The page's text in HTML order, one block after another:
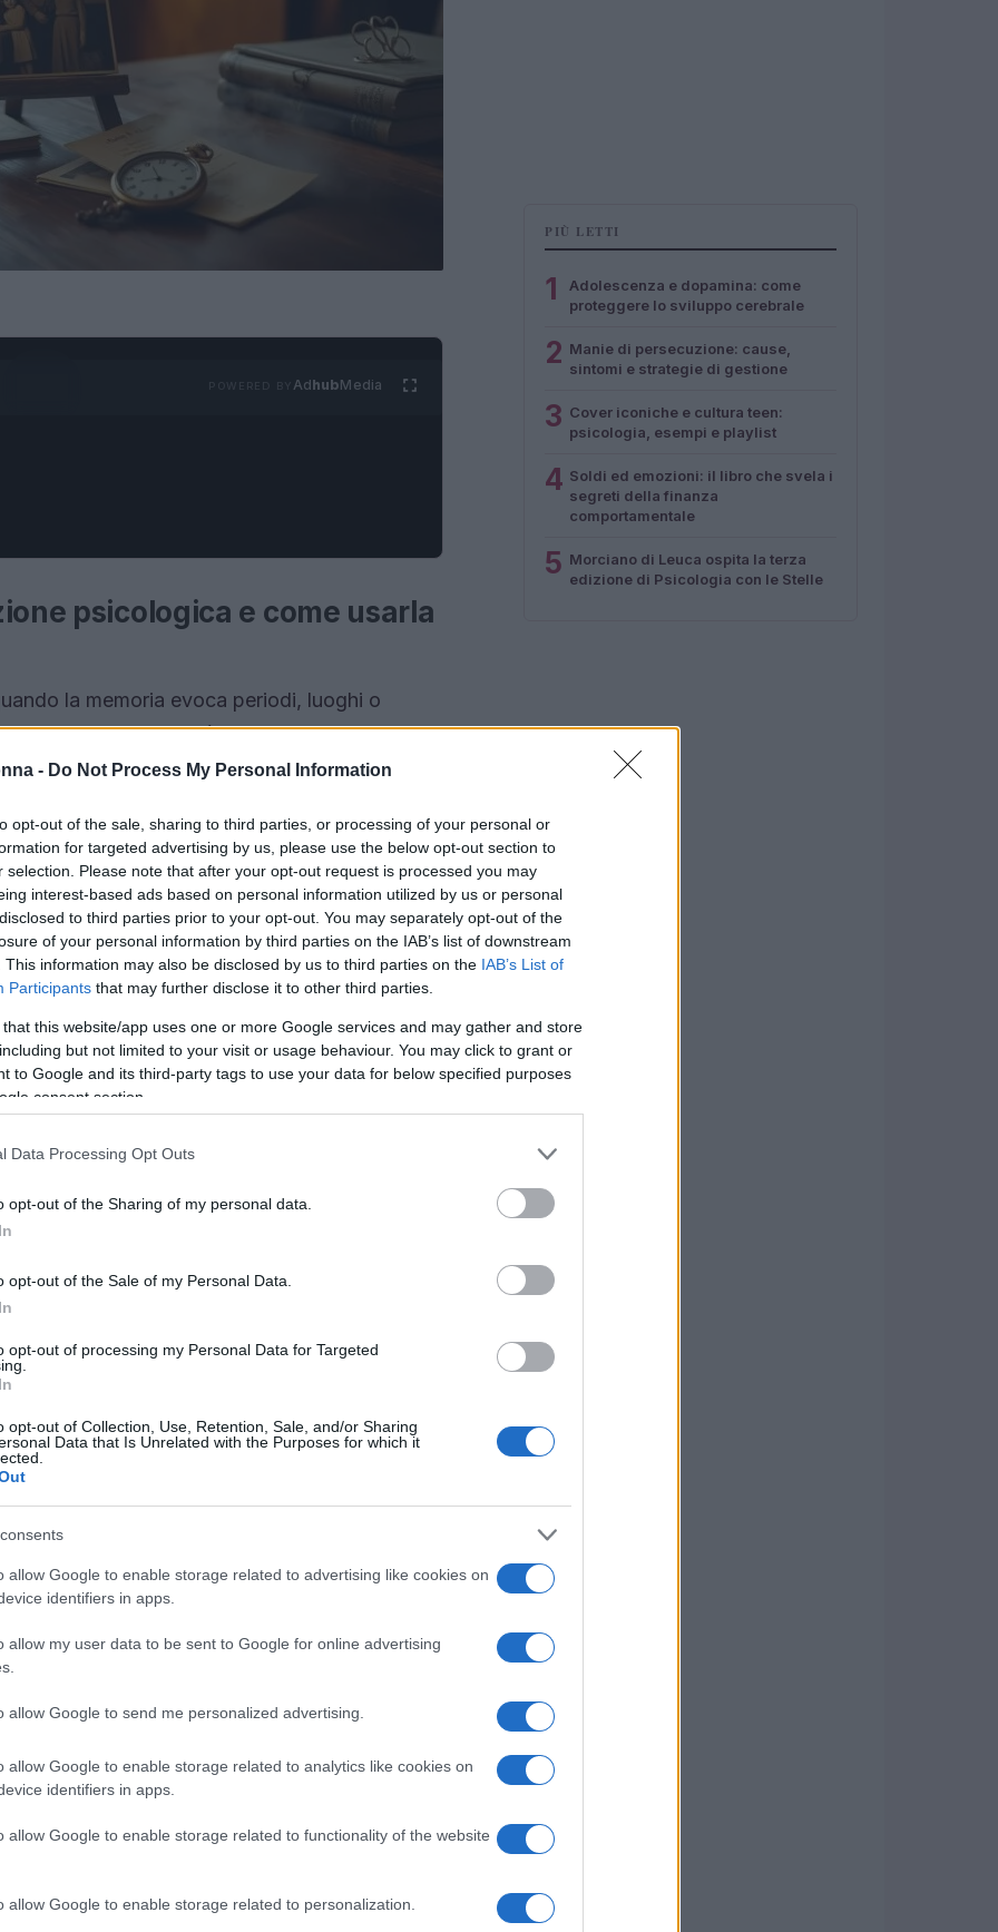
- Do Not Process My Personal Information
opt-out of the sale, sharing to third parties, or processing of your personal or
for targeted advertising by us, please use the below opt-out section to
selection. Please note that after your opt-out request is processed you may
interest-based ads based on personal information utilized by us or personal
to third parties prior to your opt-out. You may separately opt-out of the
of your personal information by third parties on the IAB’s list of downstream
This information may also be disclosed by us to third parties on the IAB’s List of
Participants that may further disclose it to other third parties.
that this website/app uses one or more Google services and may gather and store
but not limited to your visit or usage behaviour. You may click to grant or
to Google and its third-party tags to use your data for below specified purposes
consent section.
Data Processing Opt Outs
opt-out of the Sharing of my personal data.
opt-out of the Sale of my Personal Data.
opt-out of processing my Personal Data for Targeted
opt-out of Collection, Use, Retention, Sale, and/or Sharing
Data that Is Unrelated with the Purposes for which it
allow Google to enable storage related to advertising like cookies on
identifiers in apps.
allow my user data to be sent to Google for online advertising
allow Google to send me personalized advertising.
allow Google to enable storage related to analytics like cookies on
identifiers in apps.
allow Google to enable storage related to functionality of the website
allow Google to enable storage related to personalization.
AdhubMedia
psicologica e come usarla
la memoria evoca periodi, luoghi o
al presente. Può includere gioia,
funzionali, è una forma diregolazione
ciò che si è ora. Non è un semplice desiderio
bisogni diappartenenzacontinuitàe
se guidata, rafforzaidentitàrelazioni e
scivolare nel
della nostalgia, spiega quando aiuta,
in energia d’azione evitando il loop del
utili, rischi da riconoscere, passi
emerge
del passato: seleziona momenti salienti e li
Emerge tipicamente quando si attraversano
diancoraggio . Attiva ricordi
e standard interni che contano. Quando
va letta come invito a riconnettersi a ciò che
presenti.
coesione, regolazione
PIÙ LETTI
1
Adolescenza e dopamina: come
proteggere lo sviluppo cerebrale
2 Manie di persecuzione: cause,
sintomi e strategie di gestione
3 Cover iconiche e cultura teen:
psicologia, esempi e playlist
4 Soldi ed emozioni: il libro che svela i
segreti della finanza
comportamentale
5 Morciano di Leuca ospita la terza
edizione di Psicologia con le Stelle